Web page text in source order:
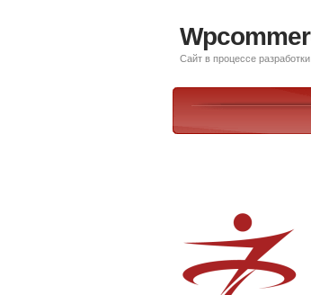
Сайт в процессе разработки